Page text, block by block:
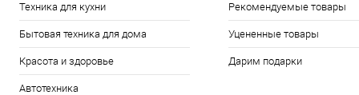
Техника для кухни
Бытовая техника для дома
Красота и здоровье
Автотехника
Рекомендуемые товары
Уцененные товары
Дарим подарки